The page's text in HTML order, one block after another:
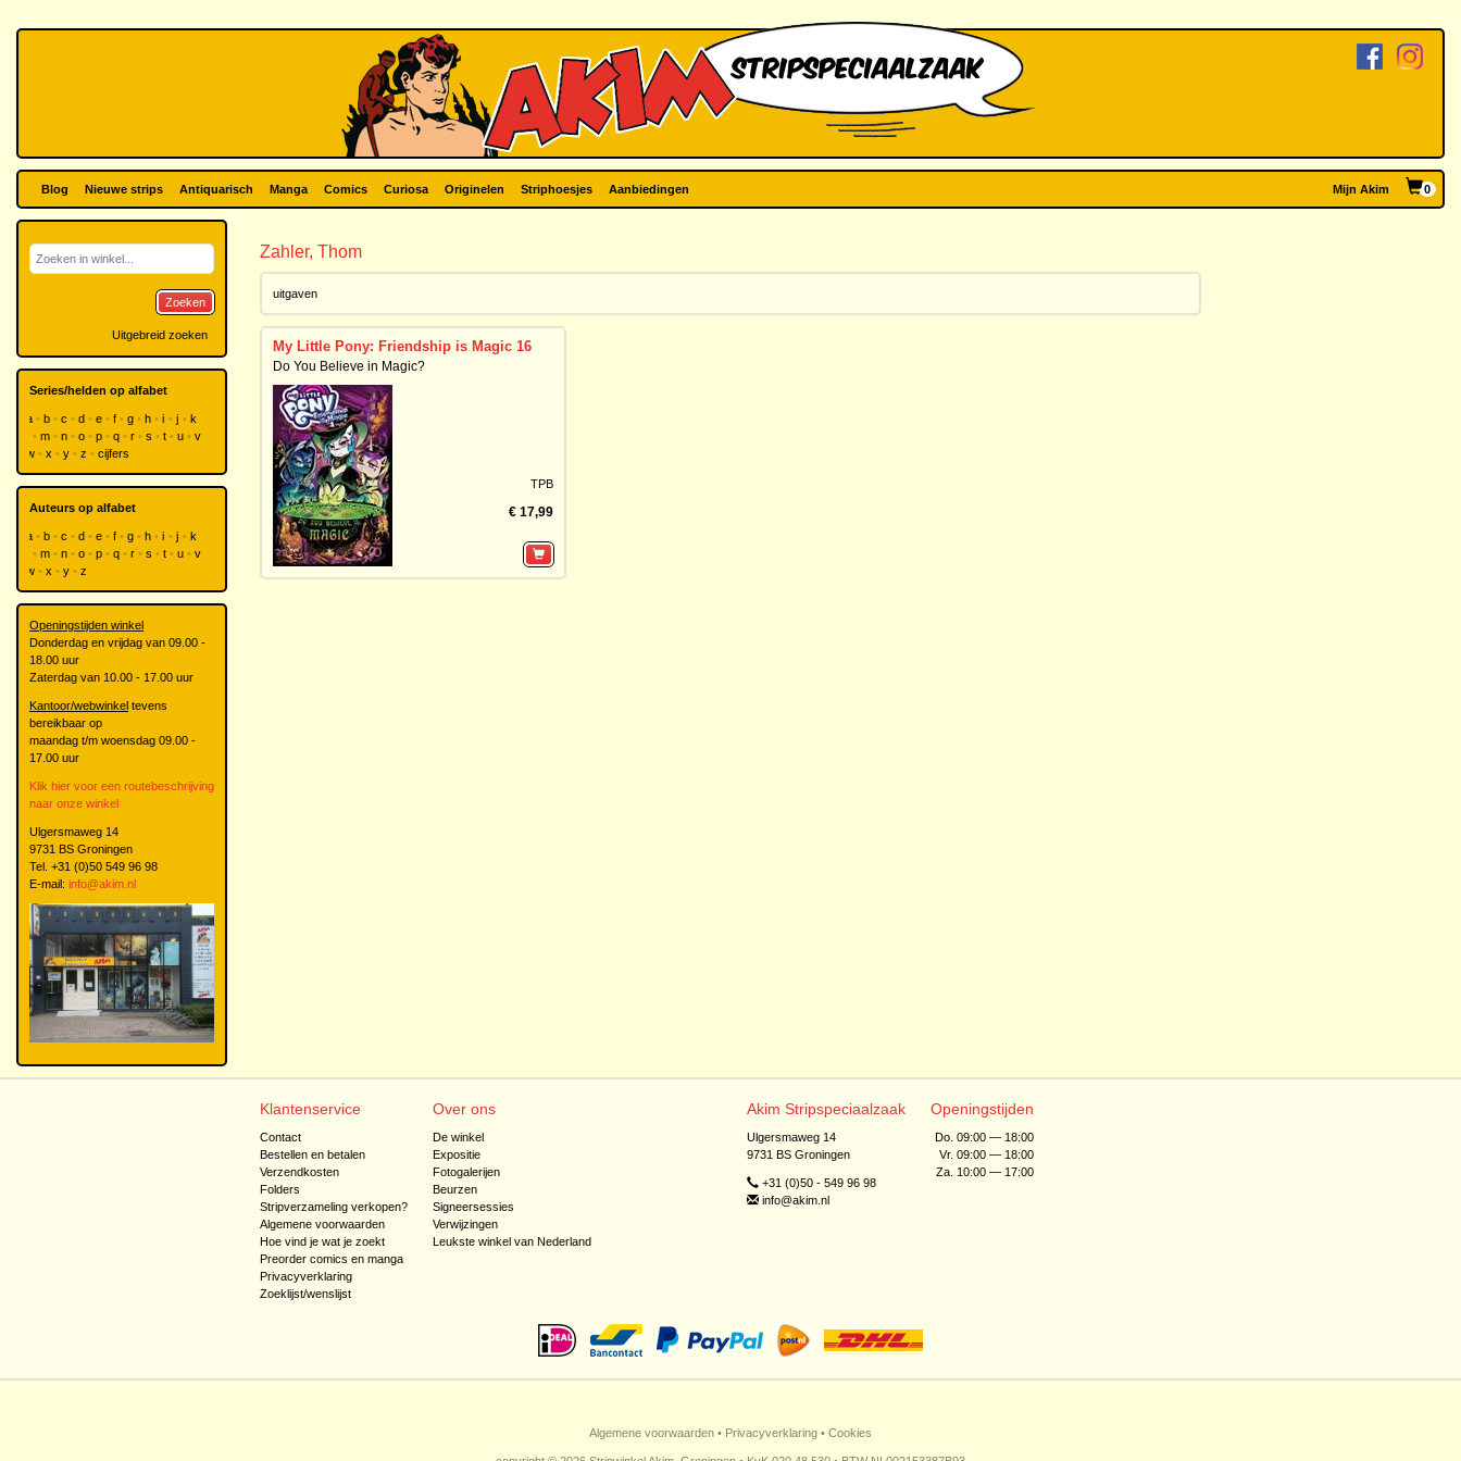
Blog Nieuwe strips Antiquarisch Manga Comics Curiosa Originelen Striphoesjes Aanbiedingen Mijn Akim 0
Zahler, Thom
uitgaven
My Little Pony: Friendship is Magic 16
Do You Believe in Magic?
TPB
€ 17,99
Zoeken
Uitgebreid zoeken
Series/helden op alfabet
a b c d e f g h i j
k
m n o p q r s t u
v
w
x y z cijfers
Auteurs op alfabet
a b c d e f g h i j
k
m n o p q r s t u
v
w
x y z
Openingstijden winkel
Donderdag en vrijdag van 09.00 -
18.00 uur
Zaterdag van 10.00 - 17.00 uur
Kantoor/webwinkel tevens
bereikbaar op
maandag t/m woensdag 09.00 -
17.00 uur
Klik hier voor een routebeschrijving
naar onze winkel
Ulgersmaweg 14
9731 BS Groningen
Tel. +31 (0)50 549 96 98
E-mail: info@akim.nl
Klantenservice
Contact
Bestellen en betalen
Verzendkosten
Folders
Stripverzameling verkopen?
Algemene voorwaarden
Hoe vind je wat je zoekt
Preorder comics en manga
Privacyverklaring
Zoeklijst/wenslijst
Over ons
De winkel
Expositie
Fotogalerijen
Beurzen
Signeersessies
Verwijzingen
Leukste winkel van Nederland
Akim Stripspeciaalzaak
Ulgersmaweg 14
9731 BS Groningen
+31 (0)50 - 549 96 98
info@akim.nl
Openingstijden
Do. 09:00 — 18:00
Vr. 09:00 — 18:00
Za. 10:00 — 17:00
Algemene voorwaarden • Privacyverklaring • Cookies